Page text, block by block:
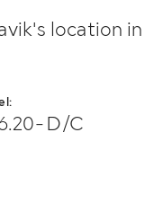
location
D/C